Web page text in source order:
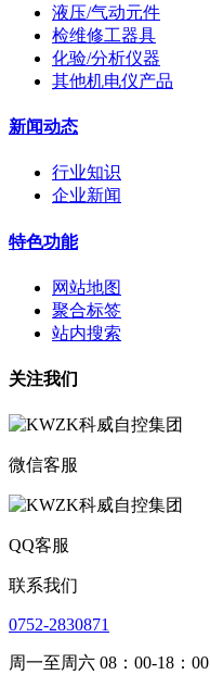
液压/气动元件
检维修工器具
化验/分析仪器
其他机电仪产品
新闻动态
行业知识
企业新闻
特色功能
网站地图
聚合标签
站内搜索
关注我们
微信客服
QQ客服
联系我们
0752-2830871
周一至周六 08：00-18：00